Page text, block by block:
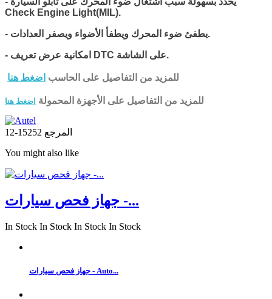
Check Engine Light(MIL).
- يطفئ ضوء المحرك ويطفأ الأضواء ويصفر العدادات.
- امكانية عرض تعريف DTC على الشاشة.
للمزيد من التفاصيل على الحاسب اضغط هنا
للمزيد من التفاصيل على الأجهزة المحمولة اضغط هنا
المرجع 15252-12
You might also like
جهاز فحص سيارات -...
In Stock In Stock In Stock In Stock
جهاز فحص سيارات - Auto...